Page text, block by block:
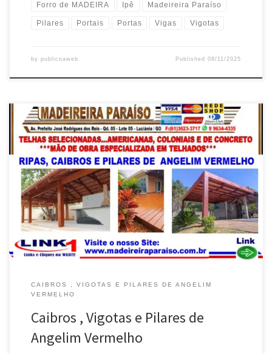
Forro de MADEIRA Ipê Madeireira Paraíso
Pilares Portais Portas Vigas Vigotas
by publicnaweb Published08/11/2025
Na Madeireira Paraíso , Caibros , Vigotas e Pilares de Angelim
Vermelho , entregas em Luziânia / GO Caibros , Vigotas e Pilares
de Angelim Vermelho , pronta entrega , envio para Brasília e
Entorno do DF Caibros , Vigotas e Pilares de Angelim Vermelho ,
na Promoção , envio […]
CAIBROS , VIGOTAS E PILARES DE ANGELIM
VERMELHO
Caibros , Vigotas e Pilares de
Angelim Vermelho